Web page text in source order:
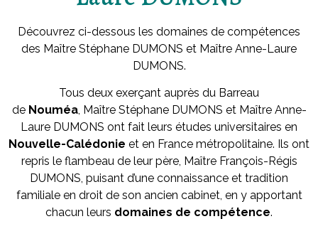
Découvrez ci-dessous les domaines de compétences
des Maître Stéphane DUMONS et Maître Anne-Laure
DUMONS.
Tous deux exerçant auprès du Barreau
de Nouméa, Maître Stéphane DUMONS et Maître Anne-
Laure DUMONS ont fait leurs études universitaires en
Nouvelle-Calédonie et en France métropolitaine. Ils ont
repris le flambeau de leur père, Maître François-Régis
DUMONS, puisant d’une connaissance et tradition
familiale en droit de son ancien cabinet, en y apportant
chacun leurs domaines de compétence.